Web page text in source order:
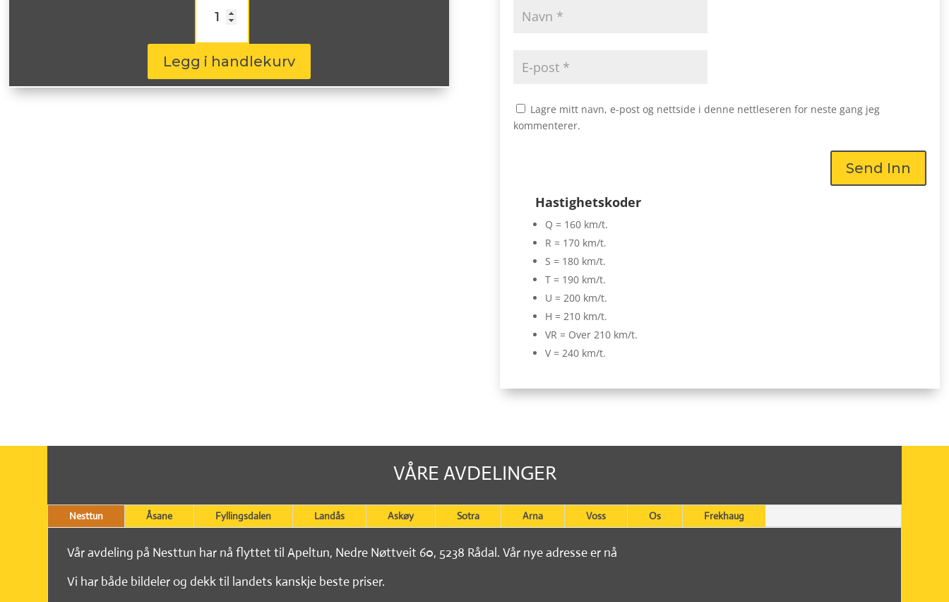
UltraContact
225/65R17
102H
antall
Legg i handlekurv
Lagre mitt navn, e-post og nettside i denne nettleseren for neste gang jeg
kommenterer.
Send Inn
Hastighetskoder
Q = 160 km/t.
R = 170 km/t.
S = 180 km/t.
T = 190 km/t.
U = 200 km/t.
H = 210 km/t.
VR = Over 210 km/t.
V = 240 km/t.
VÅRE AVDELINGER
Nesttun Åsane Fyllingsdalen Landås Askøy Sotra Arna Voss Os Frekhaug
Vår avdeling på Nesttun har nå flyttet til Apeltun, Nedre Nøttveit 60, 5238 Rådal. Vår nye adresse er nå
Vi har både bildeler og dekk til landets kanskje beste priser.